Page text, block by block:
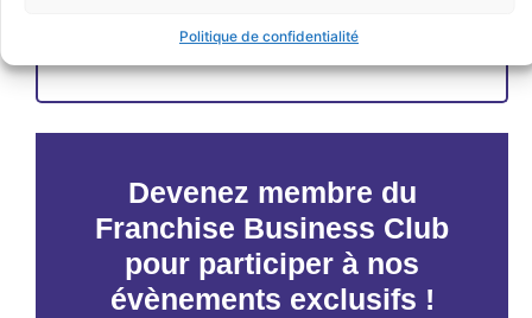
Politique de confidentialité
Devenez membre du
Franchise Business Club
pour participer à nos
évènements exclusifs !